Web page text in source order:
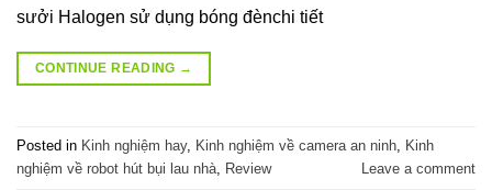
sưởi Halogen sử dụng bóng đènchi tiết
CONTINUE READING →
Posted in Kinh nghiệm hay, Kinh nghiệm về camera an ninh, Kinh
nghiệm về robot hút bụi lau nhà, Review Leave a comment